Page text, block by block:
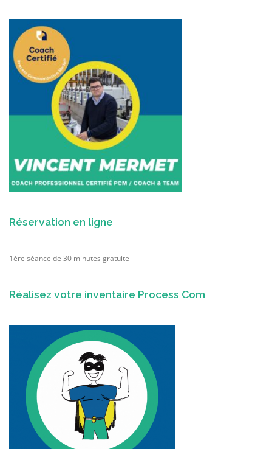
Réservation en ligne
1ère séance de 30 minutes gratuite
Réalisez votre inventaire Process Com